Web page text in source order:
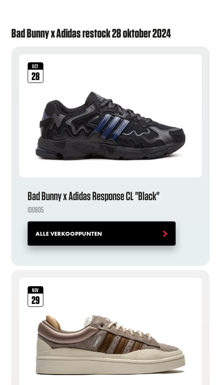
Bad Bunny x Adidas restock 28 oktober 2024
OCT
28
Bad Bunny x Adidas Response CL "Black"
ID0805
ALLE VERKOOPPUNTEN
NOV
29